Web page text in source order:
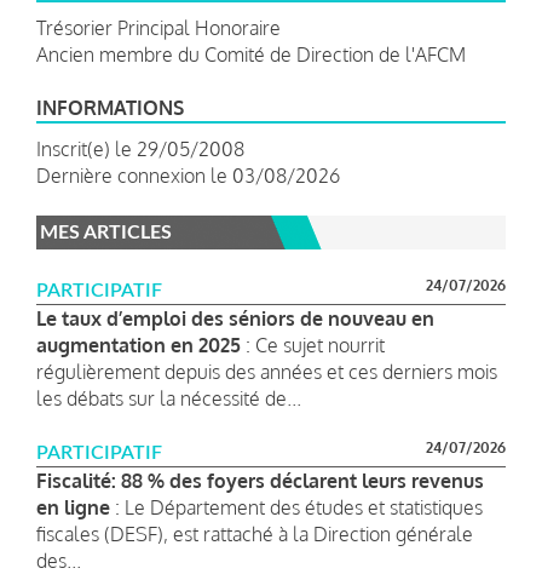
Trésorier Principal Honoraire
Ancien membre du Comité de Direction de l'AFCM
INFORMATIONS
Inscrit(e) le 29/05/2008
Dernière connexion le 03/08/2026
MES ARTICLES
PARTICIPATIF 24/07/2026
Le taux d’emploi des séniors de nouveau en
augmentation en 2025 : Ce sujet nourrit
régulièrement depuis des années et ces derniers mois
les débats sur la nécessité de...
PARTICIPATIF 24/07/2026
Fiscalité: 88 % des foyers déclarent leurs revenus
en ligne : Le Département des études et statistiques
fiscales (DESF), est rattaché à la Direction générale
des...